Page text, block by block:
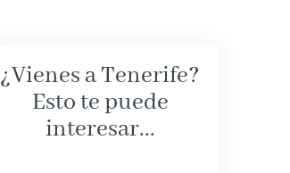
¿Vienes a Tenerife?
Esto te puede
interesar...